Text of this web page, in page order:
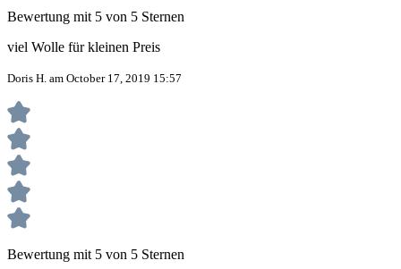
Bewertung mit 5 von 5 Sternen
viel Wolle für kleinen Preis
Doris H. am October 17, 2019 15:57
Bewertung mit 5 von 5 Sternen